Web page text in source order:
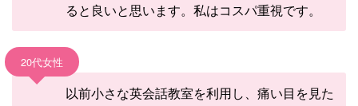
ると良いと思います。私はコスパ重視です。
20代女性
以前小さな英会話教室を利用し、痛い目を見た